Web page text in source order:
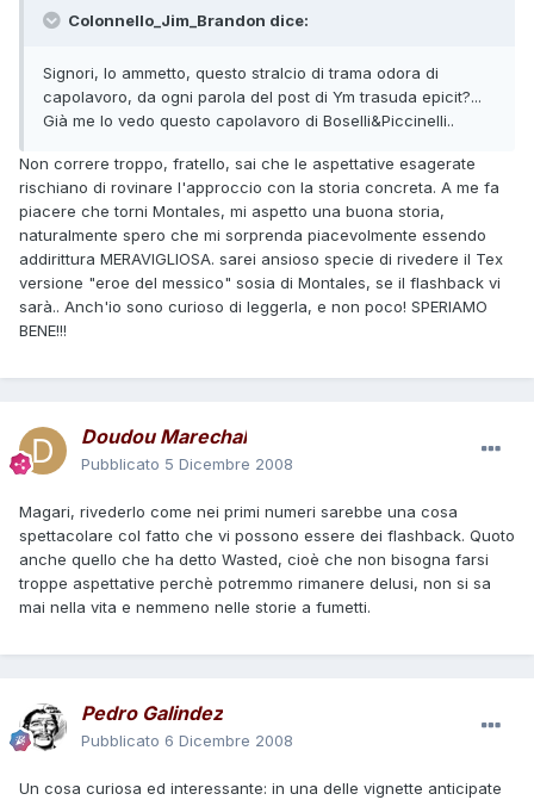
Colonnello_Jim_Brandon dice:
Signori, lo ammetto, questo stralcio di trama odora di
capolavoro, da ogni parola del post di Ym trasuda epicit?...
Già me lo vedo questo capolavoro di Boselli&Piccinelli..
Non correre troppo, fratello, sai che le aspettative esagerate
rischiano di rovinare l'approccio con la storia concreta. A me fa
piacere che torni Montales, mi aspetto una buona storia,
naturalmente spero che mi sorprenda piacevolmente essendo
addirittura MERAVIGLIOSA. sarei ansioso specie di rivedere il Tex
versione "eroe del messico" sosia di Montales, se il flashback vi
sarà.. Anch'io sono curioso di leggerla, e non poco! SPERIAMO
BENE!!!
Doudou Marechal
Pubblicato 5 Dicembre 2008
Magari, rivederlo come nei primi numeri sarebbe una cosa
spettacolare col fatto che vi possono essere dei flashback. Quoto
anche quello che ha detto Wasted, cioè che non bisogna farsi
troppe aspettative perchè potremmo rimanere delusi, non si sa
mai nella vita e nemmeno nelle storie a fumetti.
Pedro Galindez
Pubblicato 6 Dicembre 2008
Un cosa curiosa ed interessante: in una delle vignette anticipate